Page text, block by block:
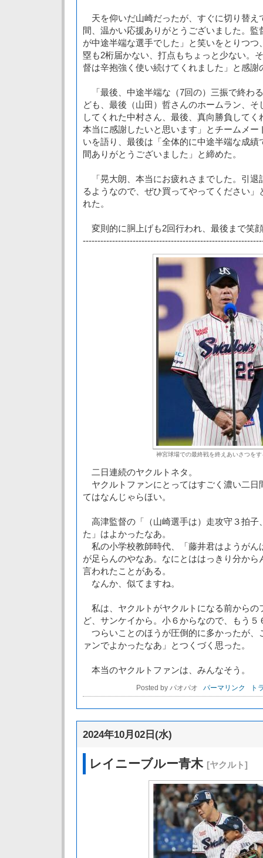
天を仰いだ山崎だったが、すぐに切り替え
間、温かい応援ありがとうございました。
が中途半端な選手でした」と笑いをとりつつ
塁も2桁届かない、打点もちょっと少ない。
督は辛抱強く使い続けてくれました」と感謝
「最後、中途半端な（7回の）三振で終わ
ども、最後（山田）哲さんのホームラン、
してくれた中村さん、最後、真向勝負して
本当に感謝したいと思います」とチームメー
いを語り、最後は「全体的に中途半端な成績
間ありがとうございました」と締めた。
「晃大朗、本当にお疲れさまでした。引退
るようなので、ぜひ買ってやってください
れた。
変則的に胴上げも2回行われ、最後まで笑
神宮球場での最終戦を終えあいさつを
二日連続のヤクルトネタ。
ヤクルトファンにとってはすごく濃い二日
てはなんじゃらほい。
高津監督の「（山崎選手は）走攻守３拍子
た」はよかったなあ。
私の小学校教師時代、「藤井君はようがん
が足らんのやなあ。なにとははっきり分か
言われたことがある。
なんか、似てますね。
私は、ヤクルトがヤクルトになる前からの
ど、サンケイから。小６からなので、もう５
つらいことのほうが圧倒的に多かったが、
ァンでよかったなあ」とつくづく思った。
本当のヤクルトファンは、みんなそう。
Posted by パオパオ パーマリンク ト
2024年10月02日(水)
レイニーブルー青木 [ヤクルト]